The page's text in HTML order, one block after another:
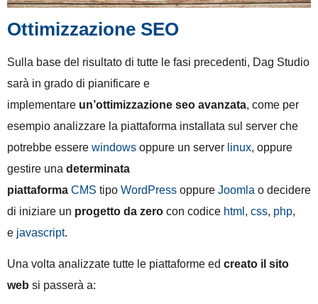
Ottimizzazione SEO
Sulla base del risultato di tutte le fasi precedenti, Dag Studio
sarà in grado di pianificare e
implementare un’ottimizzazione seo avanzata, come per
esempio analizzare la piattaforma installata sul server che
potrebbe essere windows oppure un server linux, oppure
gestire una determinata
piattaforma CMS tipo WordPress oppure Joomla o decidere
di iniziare un progetto da zero con codice html , css, php,
e javascript.
Una volta analizzate tutte le piattaforme ed creato il sito
web si passerà a: